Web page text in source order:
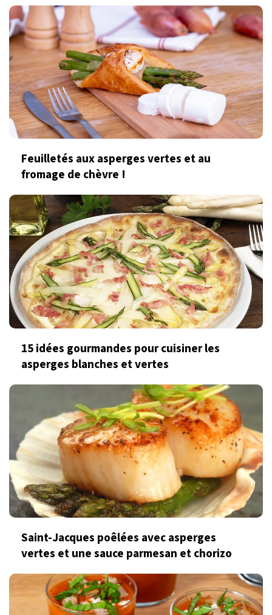
Feuilletés aux asperges vertes et au
fromage de chèvre !
15 idées gourmandes pour cuisiner les
asperges blanches et vertes
Saint-Jacques poêlées avec asperges
vertes et une sauce parmesan et chorizo